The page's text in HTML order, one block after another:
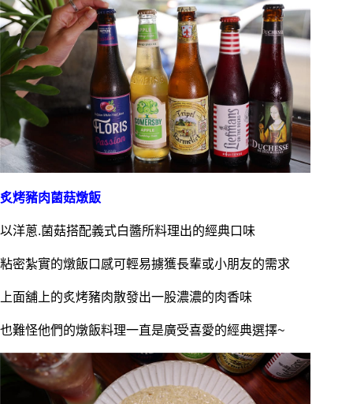
炙烤豬肉菌菇燉飯
以洋蔥.菌菇搭配義式白醬所料理出的經典口味
粘密紮實的燉飯口感可輕易擄獲長輩或小朋友的需求
上面舖上的炙烤豬肉散發出一股濃濃的肉香味
也難怪他們的燉飯料理一直是廣受喜愛的經典選擇~